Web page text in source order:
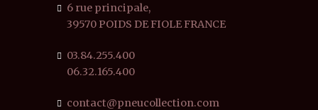
6 rue principale,
39570 POIDS DE FIOLE FRANCE
03.84.255.400
06.32.165.400
contact@pneucollection.com